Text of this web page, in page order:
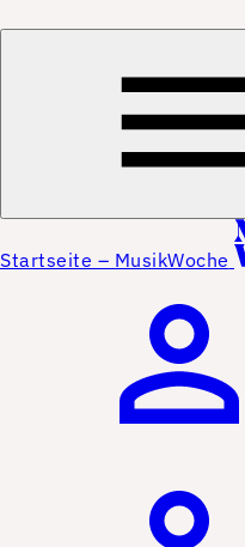
Startseite – MusikWoche